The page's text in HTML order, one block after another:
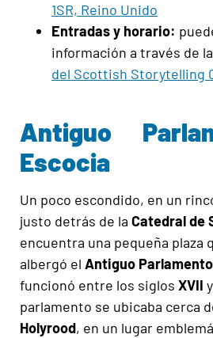
1SR, Reino Unido
Entradas y horario:
información a través de la
del Scottish Storytelling
Antiguo
Escocia
Un poco escondido, en un
justo detrás de la Catedral de
encuentra una pequeña plaza
albergó el Antiguo
funcionó entre los siglos XVII y
parlamento se ubicaba cerca
Holyrood, en un lugar